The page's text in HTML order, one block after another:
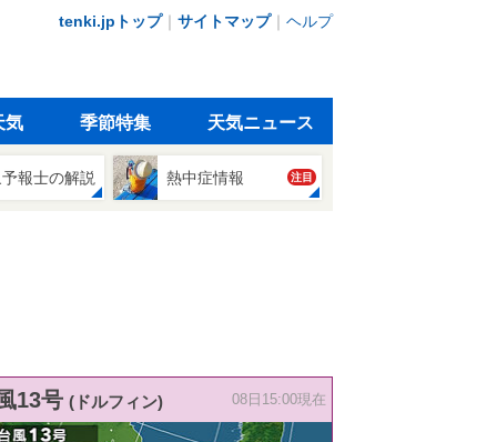
tenki.jpトップ｜ サイトマップ｜ ヘルプ
気 季節特集 天気ニュース
報士の解説 熱中症情報 注目
13号 (ドルフィン) 08日15:00現在